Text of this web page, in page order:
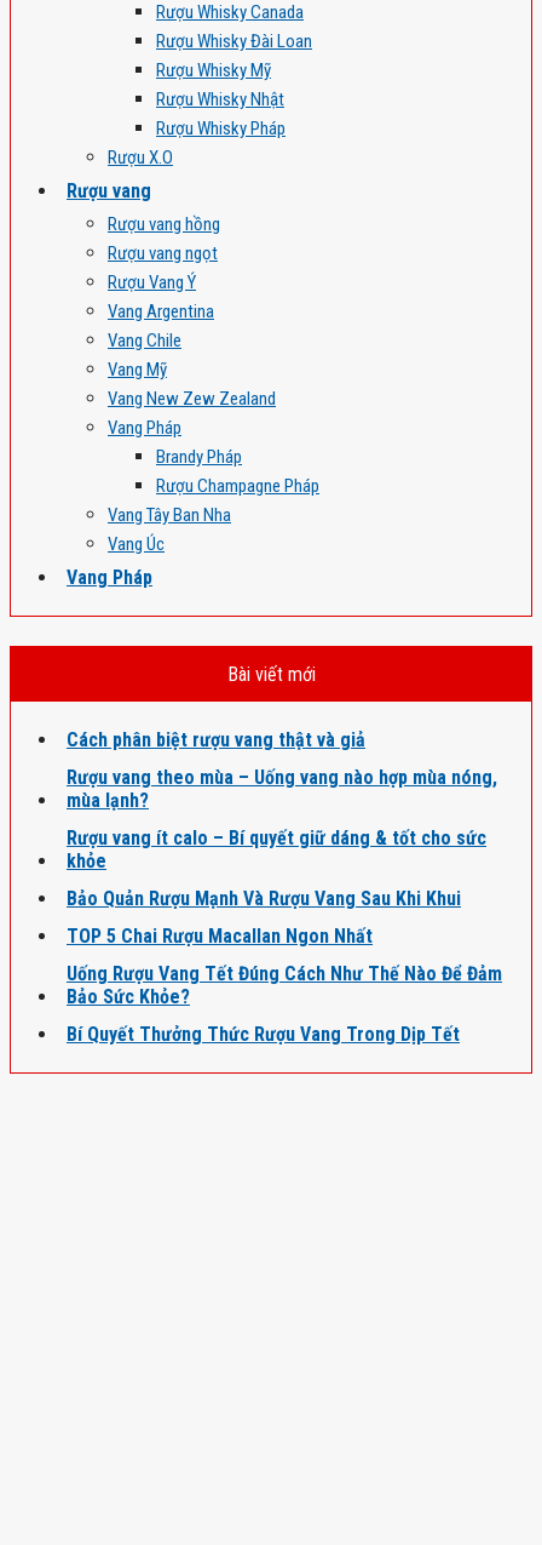
Rượu Whisky Canada
Rượu Whisky Đài Loan
Rượu Whisky Mỹ
Rượu Whisky Nhật
Rượu Whisky Pháp
Rượu X.O
Rượu vang
Rượu vang hồng
Rượu vang ngọt
Rượu Vang Ý
Vang Argentina
Vang Chile
Vang Mỹ
Vang New Zew Zealand
Vang Pháp
Brandy Pháp
Rượu Champagne Pháp
Vang Tây Ban Nha
Vang Úc
Vang Pháp
Bài viết mới
Cách phân biệt rượu vang thật và giả
Rượu vang theo mùa – Uống vang nào hợp mùa nóng,
mùa lạnh?
Rượu vang ít calo – Bí quyết giữ dáng & tốt cho sức
khỏe
Bảo Quản Rượu Mạnh Và Rượu Vang Sau Khi Khui
TOP 5 Chai Rượu Macallan Ngon Nhất
Uống Rượu Vang Tết Đúng Cách Như Thế Nào Để Đảm
Bảo Sức Khỏe?
Bí Quyết Thưởng Thức Rượu Vang Trong Dịp Tết